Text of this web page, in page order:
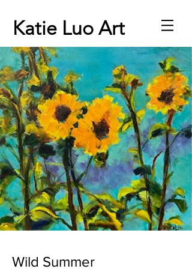
Katie Luo Art
Wild Summer